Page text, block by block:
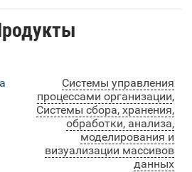
Системы управления
процессами организации,
Системы сбора, хранения,
обработки, анализа,
моделирования и
визуализации массивов
данных